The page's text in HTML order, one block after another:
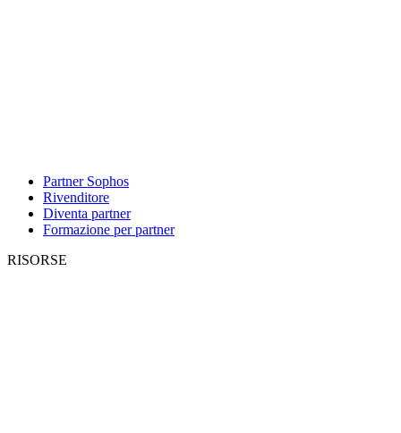
Partner Sophos
Rivenditore
Diventa partner
Formazione per partner
RISORSE